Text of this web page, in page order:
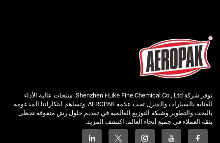
توفر شركة Shenzhen i-Like Fine Chemical Co., Ltd. منتجات عالية الأداء
للعناية بالسيارات والمنزل تحت علامة AEROPAK. وتساهم ابتكاراتنا المدعومة
بالبحث والتطوير وشبكة التوزيع العالمية في تقديم حلول رش متفوقة تحظى
بثقة العملاء في جميع أنحاء العالم. اكتشف المزيد.